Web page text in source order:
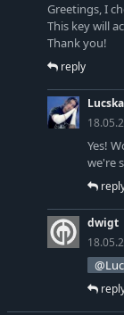
Greetings, I
This key will
Thank you!
reply
Lucska
Yes!
we're
dwigt